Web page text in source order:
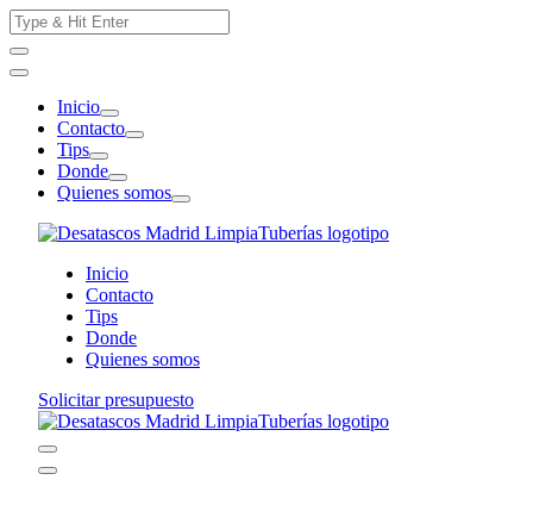
Skip
to
content
Search
for:
Inicio
Contacto
Tips
Donde
Quienes somos
Inicio
Contacto
Tips
Donde
Quienes somos
Solicitar presupuesto